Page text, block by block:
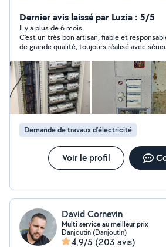
touche un peu à tout.
Dernier avis laissé par Luzia : 5/5
Il y a plus de 6 mois
C’est un très bon artisan, fiable et
de grande qualité, toujours réalisé avec
détails. Je suis très satisfait de son travail.
Demande de travaux d’électricité
Voir le profil
David Cornevin
Multi service au meilleur prix
Danjoutin (Danjoutin)
4,9/5 (203 avis)